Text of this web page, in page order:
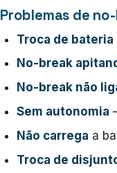
Problemas de
Troca de bateria
No-break
No-break não
Sem autonomia
Não carrega a
Troca de